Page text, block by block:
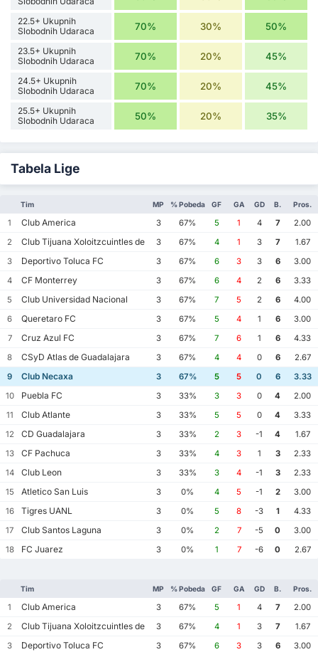
22.5+ Ukupnih
Slobodnih Udaraca
70% 30% 50%
23.5+ Ukupnih
Slobodnih Udaraca
70% 20% 45%
24.5+ Ukupnih
Slobodnih Udaraca
70% 20% 45%
25.5+ Ukupnih
Slobodnih Udaraca
50% 20% 35%
Tabela Lige
Tim MP % Pobeda GF GA GD B. Pros.
1 Club America 3 67% 5 1 4 7
2.00
2
Club Tijuana Xoloitzcuintles de Caliente
3 67% 4 1 3 7
1.67
3
Deportivo Toluca FC 3 67% 6 3 3 6
3.00
4
CF Monterrey 3 67% 6 4 2 6
3.33
5
Club Universidad Nacional 3 67% 7 5 2 6
4.00
6
Queretaro FC 3 67% 5 4 1 6
3.00
7
Cruz Azul FC 3 67% 7 6 1 6
4.33
8
CSyD Atlas de Guadalajara 3 67% 4 4 0 6
2.67
9
Club Necaxa 3 67% 5 5 0 6
3.33
10
Puebla FC 3 33% 3 3 0 4
2.00
11
Club Atlante 3 33% 5 5 0 4
3.33
12
CD Guadalajara 3 33% 2 3 -1 4
1.67
13
CF Pachuca 3 33% 4 3 1 3
2.33
14
Club Leon 3 33% 3 4 -1 3
2.33
15
Atletico San Luis 3 0% 4 5 -1 2
3.00
16
Tigres UANL 3 0% 5 8 -3 1
4.33
17
Club Santos Laguna 3 0% 2 7 -5 0
3.00
18
FC Juarez 3 0% 1 7 -6 0 2.67
Tim MP % Pobeda GF GA GD B. Pros.
1 Club America 3 67% 5 1 4 7
2.00
2
Club Tijuana Xoloitzcuintles de Caliente
3 67% 4 1 3 7
1.67
3
Deportivo Toluca FC 3 67% 6 3 3 6
3.00